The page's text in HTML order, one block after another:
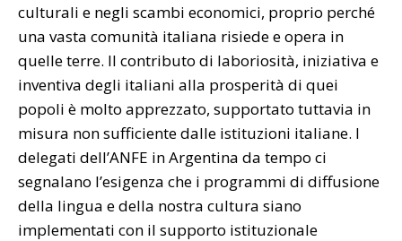
culturali e negli scambi economici, proprio perché
una vasta comunità italiana risiede e opera in
quelle terre. Il contributo di laboriosità, iniziativa e
inventiva degli italiani alla prosperità di quei
popoli è molto apprezzato, supportato tuttavia in
misura non sufficiente dalle istituzioni italiane. I
delegati dell’ANFE in Argentina da tempo ci
segnalano l’esigenza che i programmi di diffusione
della lingua e della nostra cultura siano
implementati con il supporto istituzionale